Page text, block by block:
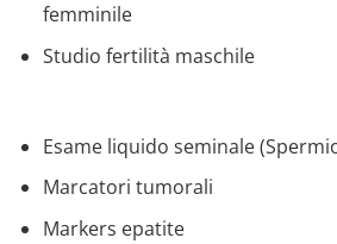
femminile
Studio fertilità maschile
Esame liquido seminale
Marcatori tumorali
Markers epatite